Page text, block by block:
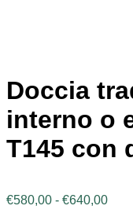
Doccia
interno o
T145 con
€580,00 - €640,00